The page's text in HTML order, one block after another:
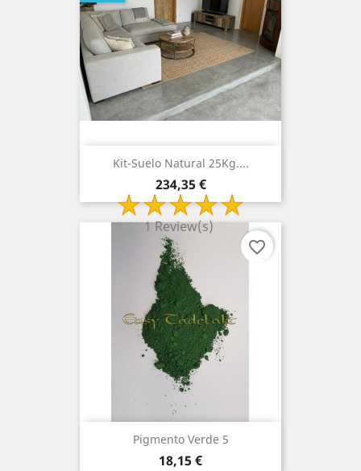
Kit-Suelo Natural 25Kg....
Precio
234,35 €
1 Review(s)
Pigmento Verde 5
Precio
18,15 €
favorite_border